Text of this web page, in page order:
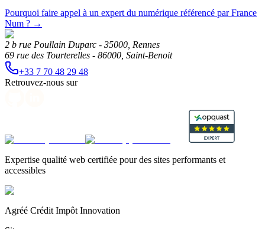
Pourquoi faire appel à un expert du numérique référencé par France
Num ? →
2 b rue Poullain Duparc - 35000, Rennes
69 rue des Tourterelles - 86000, Saint-Benoit
+33 7 70 48 29 48
Retrouvez-nous sur
Expertise qualité web certifiée pour des sites performants et
accessibles
Agréé Crédit Impôt Innovation